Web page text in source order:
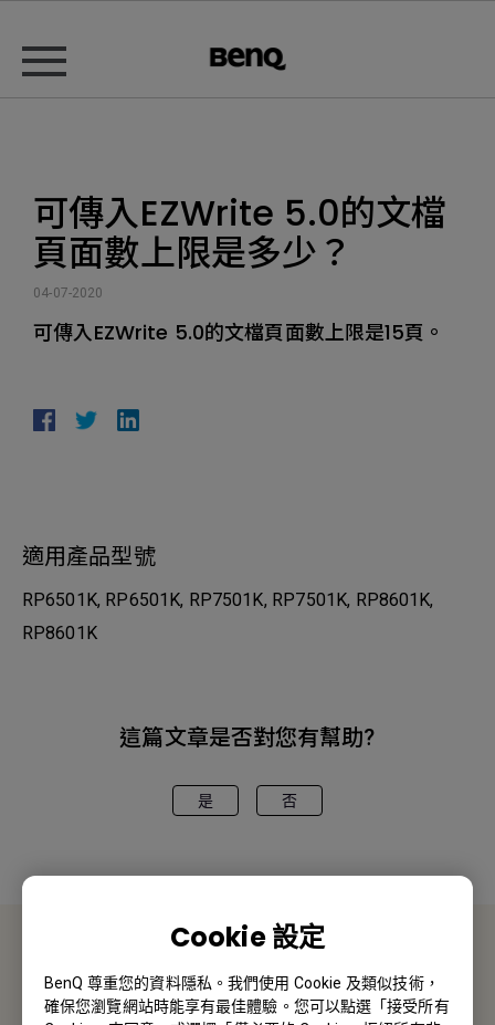
Cookie 設定
BenQ 尊重您的資料隱私。我們使用 Cookie 及類似技術，
確保您瀏覽網站時能享有最佳體驗。您可以點選「接受所有
可傳入EZWrite 5.0的文檔
頁面數上限是多少？
04-07-2020
可傳入EZWrite 5.0的文檔頁面數上限是15頁。
適用產品型號
RP6501K, RP6501K, RP7501K, RP7501K, RP8601K,
RP8601K
這篇文章是否對您有幫助?
是 否
聯絡我們